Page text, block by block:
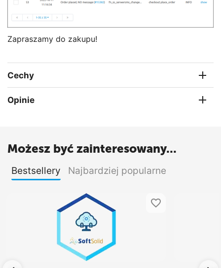
Zapraszamy do zakupu!
Cechy
Opinie
Możesz być zainteresowany...
Bestsellery Najbardziej popularne